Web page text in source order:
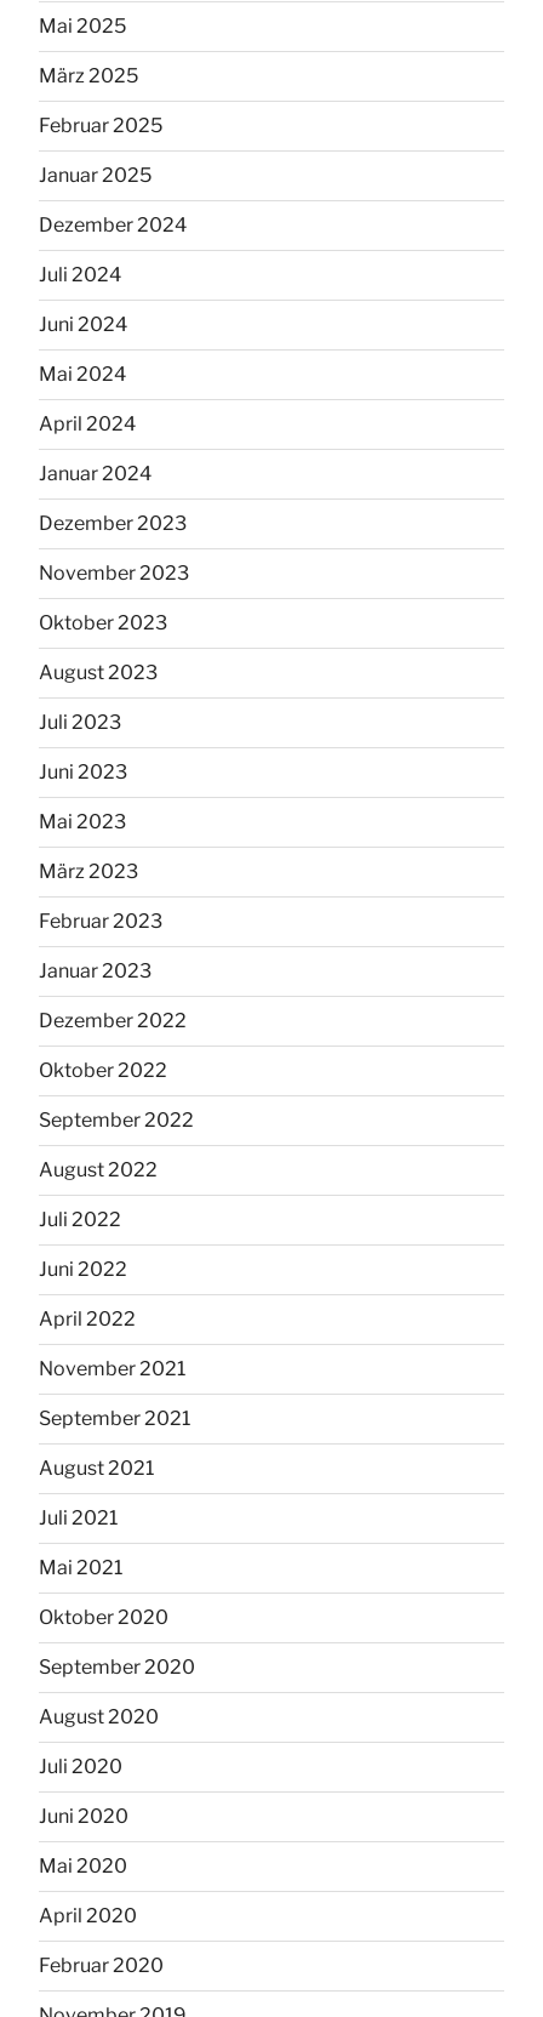
Mai 2025
März 2025
Februar 2025
Januar 2025
Dezember 2024
Juli 2024
Juni 2024
Mai 2024
April 2024
Januar 2024
Dezember 2023
November 2023
Oktober 2023
August 2023
Juli 2023
Juni 2023
Mai 2023
März 2023
Februar 2023
Januar 2023
Dezember 2022
Oktober 2022
September 2022
August 2022
Juli 2022
Juni 2022
April 2022
November 2021
September 2021
August 2021
Juli 2021
Mai 2021
Oktober 2020
September 2020
August 2020
Juli 2020
Juni 2020
Mai 2020
April 2020
Februar 2020